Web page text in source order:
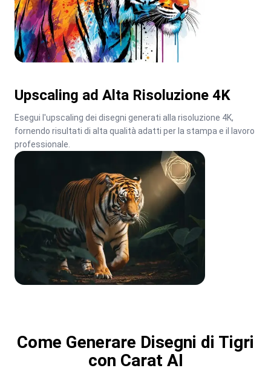
Upscaling ad Alta Risoluzione 4K
Esegui l'upscaling dei disegni generati alla risoluzione 4K,
fornendo risultati di alta qualità adatti per la stampa e il lavoro
professionale.
Come Generare Disegni di Tigri
con Carat AI